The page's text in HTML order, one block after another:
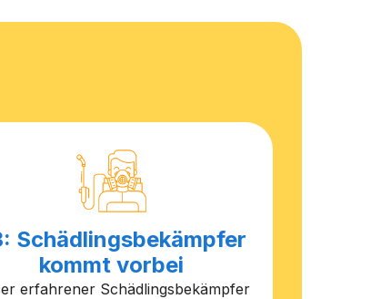
Schädlingsbekämpfer
kommt vorbei
erfahrener Schädlingsbekämpfer